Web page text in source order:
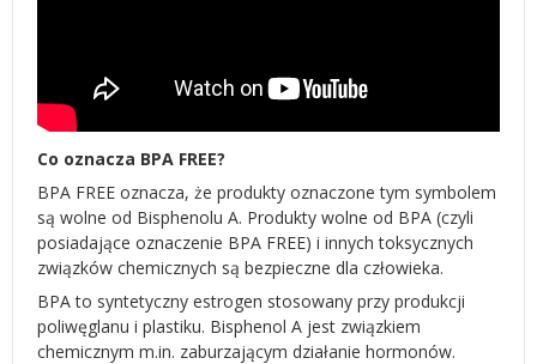
Co oznacza BPA FREE?
BPA FREE oznacza, że produkty oznaczone tym symbolem
są wolne od Bisphenolu A. Produkty wolne od BPA (czyli
posiadające oznaczenie BPA FREE) i innych toksycznych
związków chemicznych są bezpieczne dla człowieka.
BPA to syntetyczny estrogen stosowany przy produkcji
poliwęglanu i plastiku. Bisphenol A jest związkiem
chemicznym m.in. zaburzającym działanie hormonów.